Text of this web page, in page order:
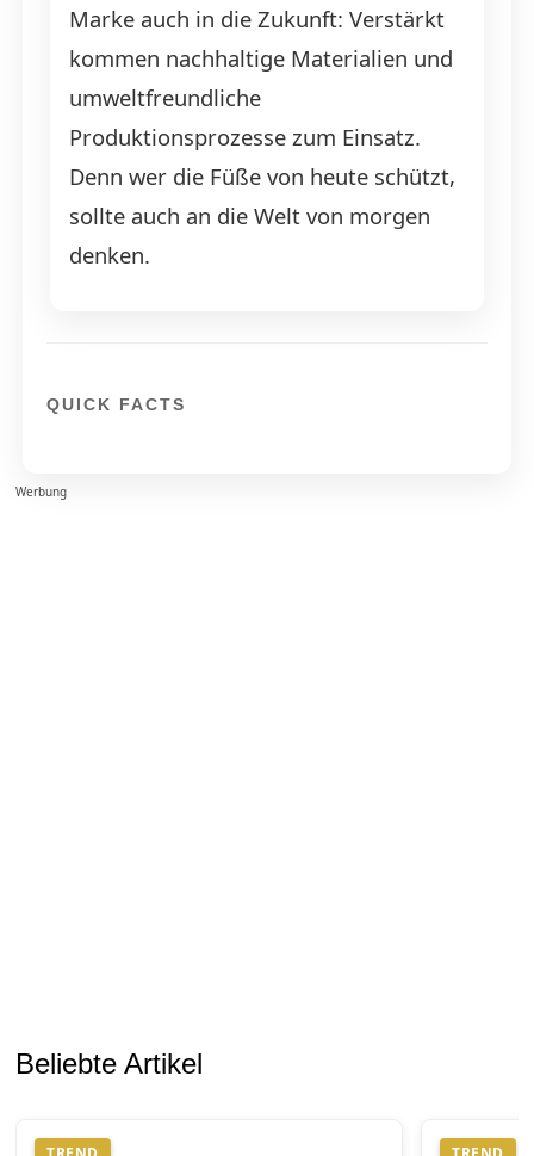
Marke auch in die Zukunft: Verstärkt
kommen nachhaltige Materialien und
umweltfreundliche
Produktionsprozesse zum Einsatz.
Denn wer die Füße von heute schützt,
sollte auch an die Welt von morgen
denken.
QUICK FACTS
Werbung
Beliebte Artikel